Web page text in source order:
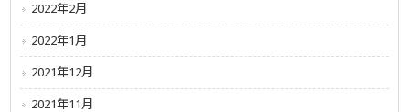
2022年2月
2022年1月
2021年12月
2021年11月